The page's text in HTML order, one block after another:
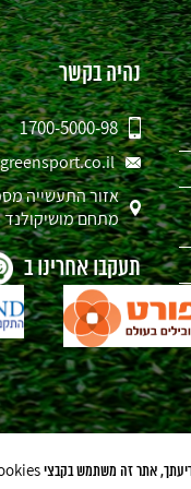
נהיה בקשר
1700-5000-98
אזור התעשייה
מתחם מושיקולנד
תעקבו אחרינו ב